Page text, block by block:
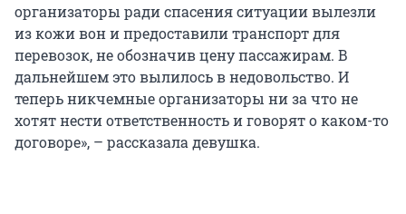
организаторы ради спасения ситуации вылезли
из кожи вон и предоставили транспорт для
перевозок, не обозначив цену пассажирам. В
дальнейшем это вылилось в недовольство. И
теперь никчемные организаторы ни за что не
хотят нести ответственность и говорят о каком-то
договоре», – рассказала девушка.